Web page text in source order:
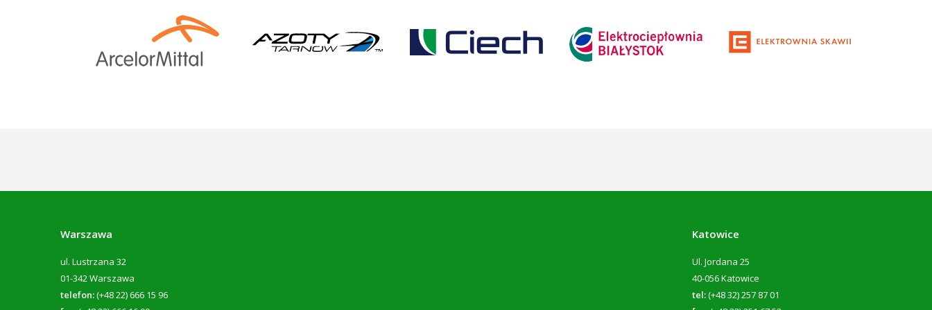
Warszawa
ul. Lustrzana 32
01-342 Warszawa
telefon:(+48 22) 666 15 96
Katowice
Ul. Jordana 25
40-056 Katowice
tel:(+48 32) 257 87 01